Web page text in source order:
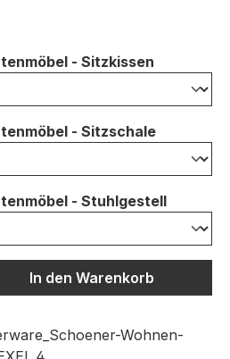
- Sitzkissen
- Sitzschale
- Stuhlgestell
Gib den
In den Warenkorb
Wohnen-